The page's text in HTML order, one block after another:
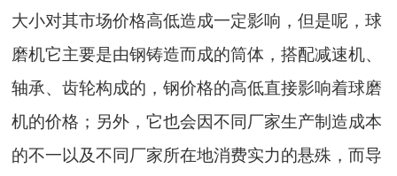
大小对其市场价格高低造成一定影响，但是呢，球
磨机它主要是由钢铸造而成的筒体，搭配减速机、
轴承、齿轮构成的，钢价格的高低直接影响着球磨
机的价格；另外，它也会因不同厂家生产制造成本
的不一以及不同厂家所在地消费实力的悬殊，而导